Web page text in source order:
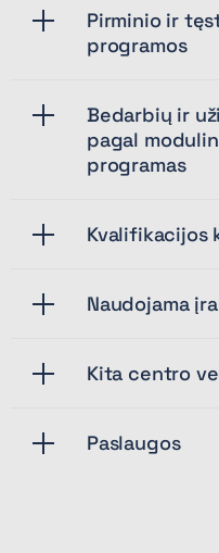
Pirminio ir
programos
Bedarbių ir
pagal
programas
Kvalifikacijos
Naudojama
Kita centro
Paslaugos